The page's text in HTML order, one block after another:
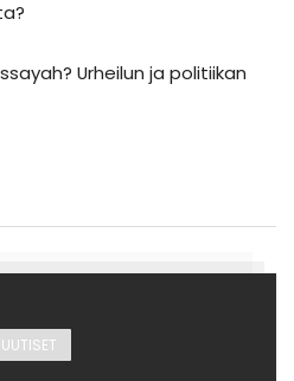
Urheilun ja politiikan
UUTISET